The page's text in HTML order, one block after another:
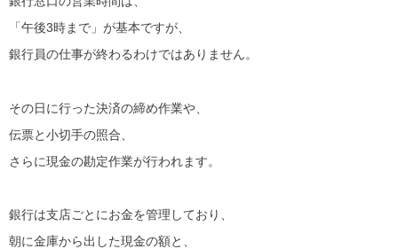
「午後3時まで」が基本ですが、
銀行員の仕事が終わるわけではありません。
その日に行った決済の締め作業や、
伝票と小切手の照合、
さらに現金の勘定作業が行われます。
銀行は支店ごとにお金を管理しており、
朝に金庫から出した現金の額と、